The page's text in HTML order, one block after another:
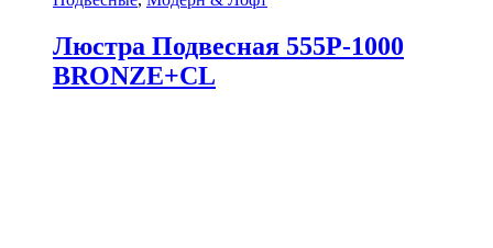
Люстра Подвесная 555P-1000
BRONZE+CL